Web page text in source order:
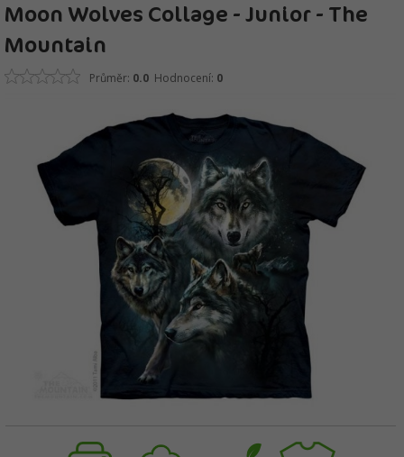
Moon Wolves Collage - Junior - The
Mountain
Průměr: 0.0 Hodnocení: 0